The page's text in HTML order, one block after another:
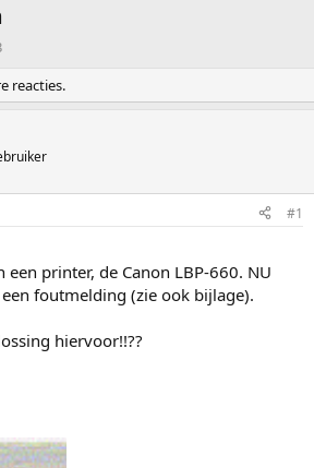
reacties.
#1
een printer, de Canon LBP-660. NU
foutmelding (zie ook bijlage).
hiervoor!!??